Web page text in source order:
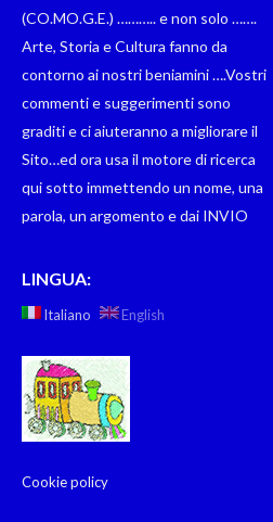
(CO.MO.G.E.) ……….. e non solo …….
Arte, Storia e Cultura fanno da
contorno ai nostri beniamini ….Vostri
commenti e suggerimenti sono
graditi e ci aiuteranno a migliorare il
Sito…ed ora usa il motore di ricerca
qui sotto immettendo un nome, una
parola, un argomento e dai INVIO
LINGUA:
Italiano English
Cookie policy